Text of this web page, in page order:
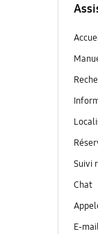
Suivi
Chat
E-